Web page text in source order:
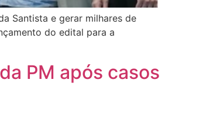
Santista e gerar milhares de
do edital para a
PM após casos